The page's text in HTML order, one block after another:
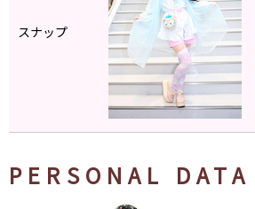
スナップ
PERSONAL DATA